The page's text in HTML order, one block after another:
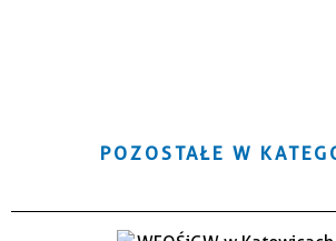
POZOSTAŁE W